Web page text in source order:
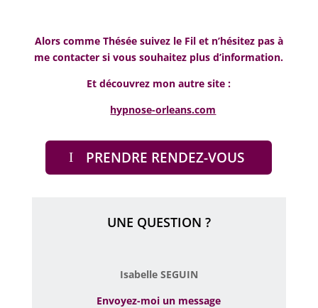
Alors comme Thésée suivez le Fil et n’hésitez pas à
me contacter si vous souhaitez plus d’information.
Et découvrez mon autre site :
hypnose-orleans.com
PRENDRE RENDEZ-VOUS
UNE QUESTION ?
Isabelle SEGUIN
Envoyez-moi un message